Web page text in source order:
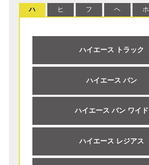
ハ ヒ フ ヘ ホ
ハイエース トラック
ハイエース バン
ハイエース バン ワイド
ハイエース レジアス